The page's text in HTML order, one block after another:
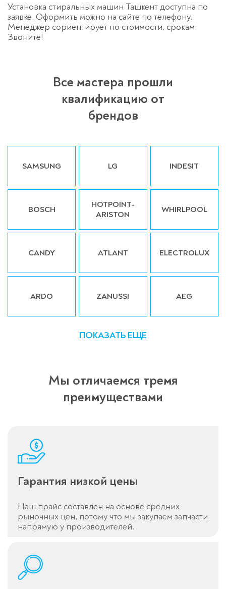
Установка стиральных машин Ташкент доступна по
заявке. Оформить можно на сайте по телефону.
Менеджер сориентирует по стоимости, срокам.
Звоните!
Все мастера прошли
квалификацию от
брендов
SAMSUNG LG INDESIT
BOSCH
HOTPOINT-
ARISTON
WHIRLPOOL
CANDY ATLANT ELECTROLUX
ARDO ZANUSSI AEG
ПОКАЗАТЬ ЕЩЕ
Мы отличаемся тремя
преимуществами
Гарантия низкой цены
Наш прайс составлен на основе средних
рыночных цен, потому что мы закупаем запчасти
напрямую у производителей.